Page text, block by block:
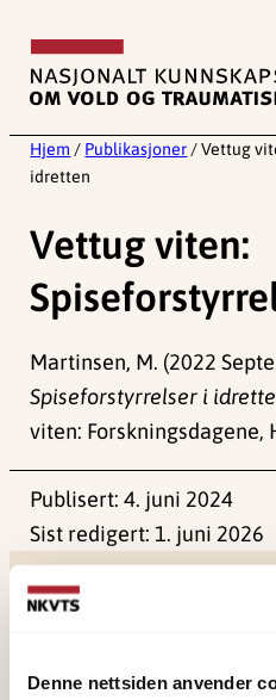
Denne nettsiden anvender
innhold
Hjem / Publikasjoner / Vettug
idretten
Vettug viten:
Martinsen, M. (2022
Spiseforstyrrelser i
viten: Forskningsdagene,
Publisert:4. juni 2024
Sist redigert: 1. juni 2026